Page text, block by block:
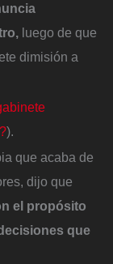
luego de que
dimisión a
).
que acaba de
dijo que
el propósito
que